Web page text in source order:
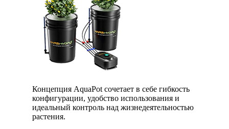
Концепция AquaPot сочетает в себе гибкость
конфигурации, удобство использования и
идеальный контроль над жизнедеятельностью
растения.